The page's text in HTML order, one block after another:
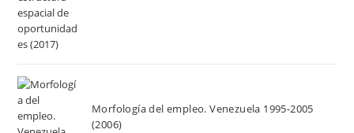
Morfología del empleo. Venezuela 1995-2005
(2006)